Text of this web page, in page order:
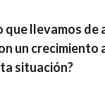
llevamos de
un crecimiento
situación?